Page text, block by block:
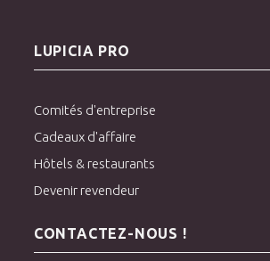
LUPICIA PRO
Comités d'entreprise
Cadeaux d'affaire
Hôtels & restaurants
Devenir revendeur
CONTACTEZ-NOUS !